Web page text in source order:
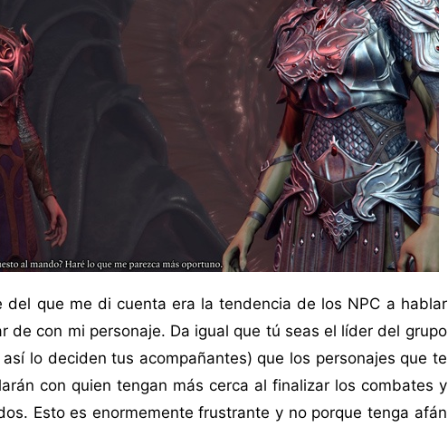
del que me di cuenta era la tendencia de los NPC a hablar
de con mi personaje. Da igual que tú seas el líder del grupo
lo deciden tus acompañantes) que los personajes que te
con quien tengan más cerca al finalizar los combates y
Esto es enormemente frustrante y no porque tenga afán